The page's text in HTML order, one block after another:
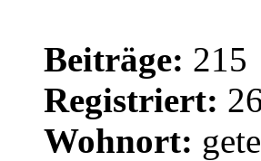
Beiträge: 215
Registriert:
Wohnort: